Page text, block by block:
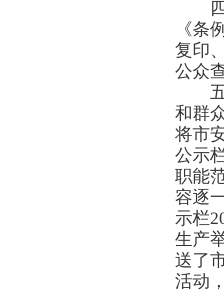
四
《条
复印
公众
五
和群
将市
公示
职能
容逐
示栏
生产
送了
活动